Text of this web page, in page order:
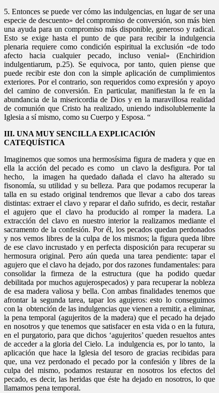
5. Entonces se puede ver cómo las indulgencias, en lugar de ser una
especie de descuento» del compromiso de conversión, son más bien
una ayuda para un compromiso más disponible, generoso y radical.
Esto se exige hasta el punto de que para recibir la indulgencia
plenaria requiere como condición espiritual la exclusión «de todo
afecto hacia cualquier pecado, incluso venial» (Enchiridion
indulgentiarum, p.25). Se equivoca, por tanto, quien piense que
puede recibir este don con la simple aplicación de cumplimientos
exteriores. Por el contrario, son requeridos como expresión y apoyo
del camino de conversión. En particular, manifiestan la fe en la
abundancia de la misericordia de Dios y en la maravillosa realidad
de comunión que Cristo ha realizado, uniendo indisolublemente la
Iglesia a sí mismo, como su Cuerpo y Esposa. “
III. UNA MUY SENCILLA EXPLICACIÓN
CATEQUÍSTICA
Imaginemos que somos una hermosísima figura de madera y que en
ella la acción del pecado es como un clavo la desfigura. Por tal
hecho, la imagen ha quedado dañada el clavo ha alterado su
fisonomía, su utilidad y su belleza. Para que podamos recuperar la
talla en su estado original tendremos que llevar a cabo dos tareas
distintas: extraer el clavo y reparar el daño sufrido, es decir, restañar
el agujero que el clavo ha producido al romper la madera. La
extracción del clavo en nuestro interior la realizamos mediante el
sacramento de la confesión. Por él, los pecados quedan perdonados
y nos vemos libres de la culpa de los mismos; la figura queda libre
de ese clavo incrustado y en perfecta disposición para recuperar su
hermosura original. Pero aún queda una tarea pendiente: tapar el
agujero que el clavo ha dejado, por dos razones fundamentales: para
consolidar la firmeza de la estructura (que ha podido quedar
debilitada por muchos agujerospecados) y para recuperar la nobleza
de esa madera valiosa y bella. Con ambas finalidades tenemos que
afrontar la segunda tarea, tapar los agujeros: esto lo conseguimos
con la obtención de las indulgencias que vienen a remitir, a eliminar,
la pena temporal (agujeritos de la madera) que el pecado ha dejado
en nosotros y que tenemos que satisfacer en esta vida o en la futura,
en el purgatorio, para que dichos ‘agujeritos’ queden resueltos antes
de acceder a la gloria del Cielo. La indulgencia es, por lo tanto, la
aplicación que hace la Iglesia del tesoro de gracias recibidas para
que, una vez perdonado el pecado por la confesión y libres de la
culpa del mismo, podamos restaurar en nosotros los efectos del
pecado, es decir, las heridas que éste ha dejado en nosotros, lo que
llamamos pena temporal.